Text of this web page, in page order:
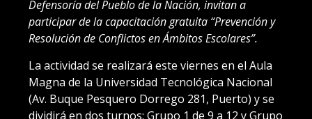
Defensoría del Pueblo de la Nación, invitan a
participar de la capacitación gratuita “Prevención y
Resolución de Conflictos en Ámbitos Escolares”.
La actividad se realizará este viernes en el Aula
Magna de la Universidad Tecnológica Nacional
(Av. Buque Pesquero Dorrego 281, Puerto) y se
dividirá en dos turnos: Grupo 1 de 9 a 12 y Grupo